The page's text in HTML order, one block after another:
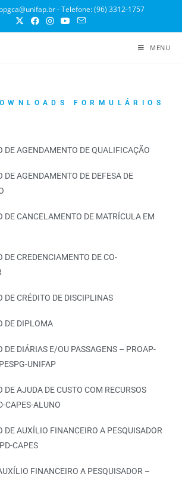
- Telefone: (96) 3312-1757
MENU
FORMULÁRIOS
DE AGENDAMENTO DE QUALIFICAÇÃO
DE AGENDAMENTO DE DEFESA DE
DE CANCELAMENTO DE MATRÍCULA EM
DE CREDENCIAMENTO DE CO-
DE CRÉDITO DE DISCIPLINAS
DE DIPLOMA
DE DIÁRIAS E/OU PASSAGENS – PROAP-
UNIFAP
DE AJUDA DE CUSTO COM RECURSOS
CAPES-ALUNO
DE AUXÍLIO FINANCEIRO A PESQUISADOR
CAPES
FINANCEIRO A PESQUISADOR –